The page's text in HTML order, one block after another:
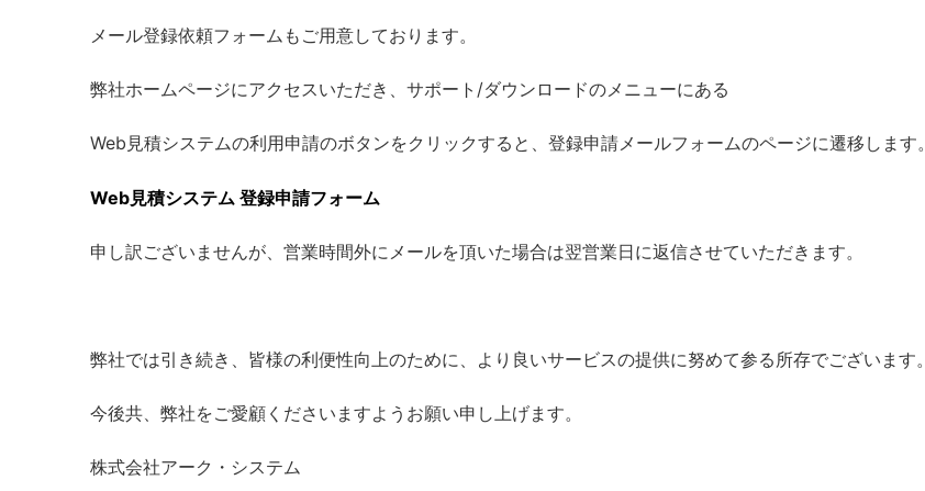
メール登録依頼フォームもご用意しております。
弊社ホームページにアクセスいただき、サポート/ダウンロードのメニューにある
Web見積システムの利用申請のボタンをクリックすると、登録申請メールフォームのページに遷移します。
Web見積システム 登録申請フォーム
申し訳ございませんが、営業時間外にメールを頂いた場合は翌営業日に返信させていただきます。
弊社では引き続き、皆様の利便性向上のために、より良いサービスの提供に努めて参る所存でございます。
今後共、弊社をご愛顧くださいますようお願い申し上げます。
株式会社アーク・システム